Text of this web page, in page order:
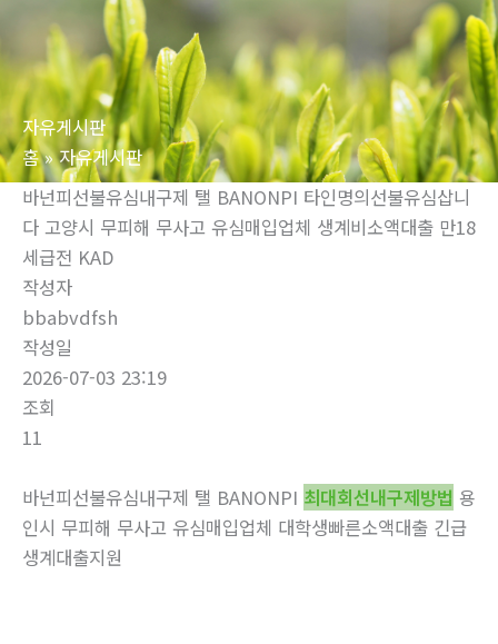
너
뛰
기 자유게시판
홈
자유게시판
바넌피선불유심내구제 탤 BANONPI 타인명의선불유심삽니
다 고양시 무피해 무사고 유심매입업체 생계비소액대출 만18
세급전 KAD
작성자
bbabvdfsh
작성일
2026-07-03 23:19
조회
11
바넌피선불유심내구제 탤 BANONPI 최대회선내구제방법 용
인시 무피해 무사고 유심매입업체 대학생빠른소액대출 긴급
생계대출지원